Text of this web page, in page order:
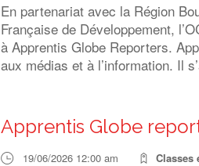
En partenariat avec la Région
Française de Développement,
à Apprentis Globe Reporters.
aux médias et à l’information. Il
Apprentis Globe
19/06/2026 12:00 am Classes